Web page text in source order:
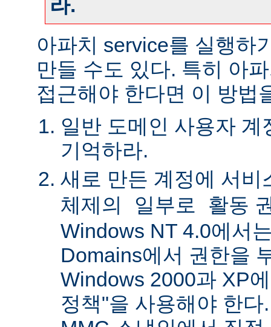
라.
아파치 service를 실행하
만들 수도 있다. 특히 아
접근해야 한다면 이 방법
일반 도메인 사용자
기억하라.
새로 만든 계정에 서비
체제의 일부로 활동
Windows NT 4.0에서
Domains에서 권한을
Windows 2000과 XP
정책"을 사용해야 한